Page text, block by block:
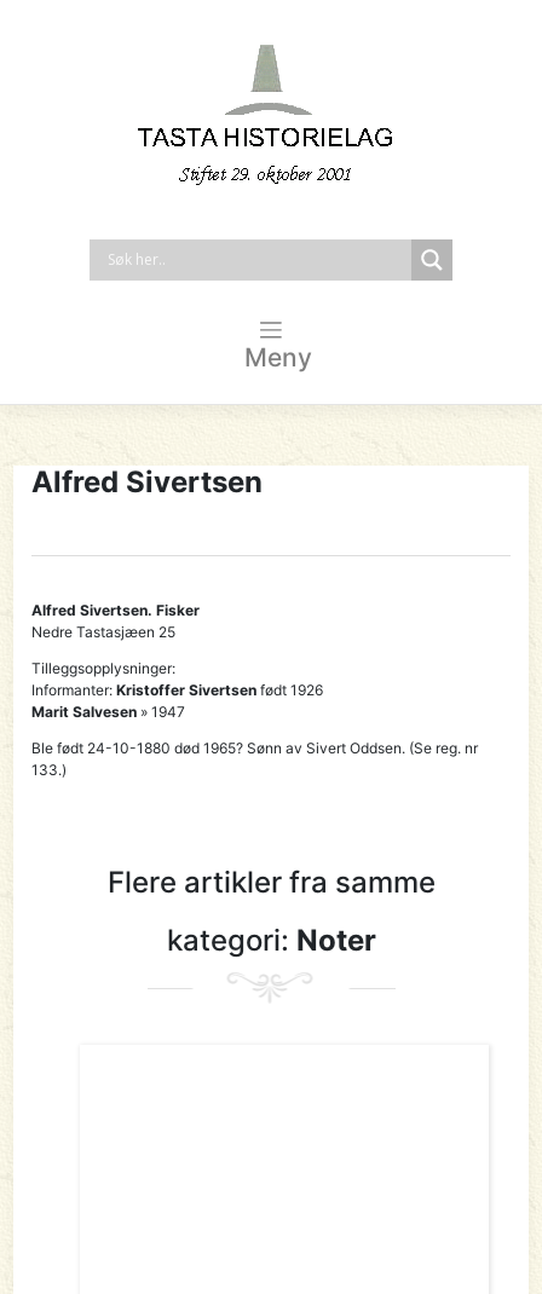
Meny
Alfred Sivertsen
Alfred Sivertsen. Fisker
Nedre Tastasjæen 25
Tilleggsopplysninger:
Informanter:Kristoffer Sivertsen født 1926
Marit Salvesen » 1947
Ble født 24-10-1880 død 1965? Sønn av Sivert Oddsen. (Se reg. nr
133.)
Flere artikler fra samme
kategori: Noter